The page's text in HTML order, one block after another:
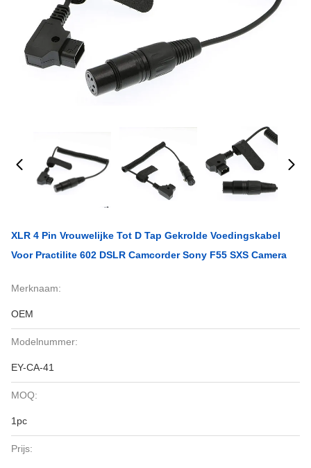
XLR 4 Pin Vrouwelijke Tot D Tap Gekrolde Voedingskabel
Voor Practilite 602 DSLR Camcorder Sony F55 SXS Camera
Merknaam:
OEM
Modelnummer:
EY-CA-41
MOQ:
1pc
Prijs: